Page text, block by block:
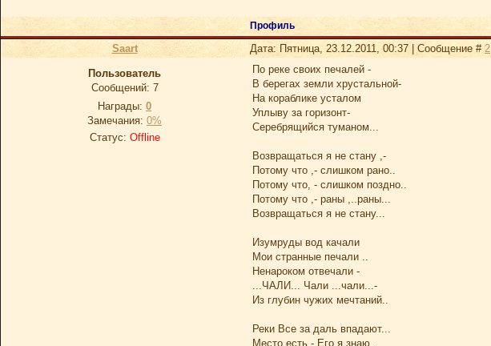
Профиль
Saart Дата: Пятница, 23.12.2011, 00:37 | Сообщение # 2
Пoльзoватель
Сообщений: 7
Награды: 0
Замечания: 0%
Статус: Offline
По реке своих печалей -
В берегах земли хрустальной-
На кораблике усталом
Уплыву за горизонт-
Серебрящийся туманом...
Возвращаться я не стану ,-
Потому что ,- слишком рано..
Потому что, - слишком поздно..
Потому что ,- раны ,..раны...
Возвращаться я не стану...
Изумруды вод качали
Мои странные печали ..
Ненароком отвечали -
...ЧАЛИ... Чали ...чали...-
Из глубин чужих мечтаний..
Реки Все за даль впадают...
Место есть - Его я знаю ,